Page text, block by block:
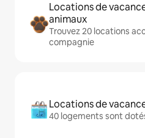
Locations de
animaux
Trouvez 20 locations
compagnie
Locations de
40 logements sont